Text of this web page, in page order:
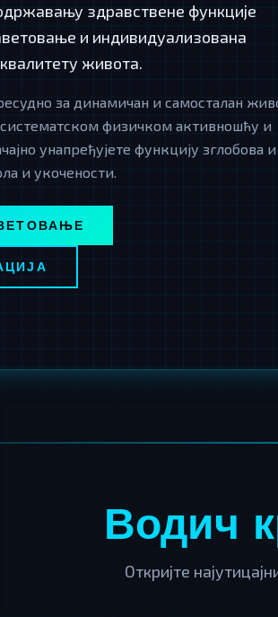
здравствене функције
и индивидуализована
живота.
за динамичан и самосталан
физичком активношћу и
унапређујете функцију зглобова и
и укочености.
Водич
Откријте